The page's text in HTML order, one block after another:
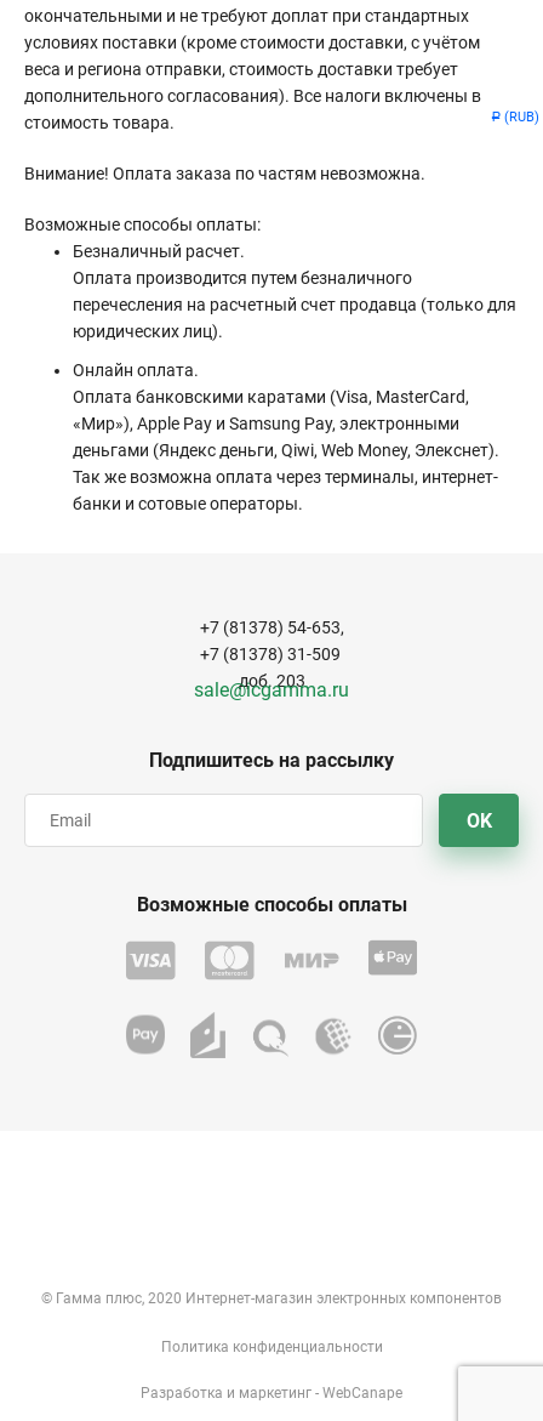
Р (RUB)
окончательными и не требуют доплат при стандартных
условиях поставки (кроме стоимости доставки, с учётом
веса и региона отправки, стоимость доставки требует
дополнительного согласования). Все налоги включены в
стоимость товара.
Внимание! Оплата заказа по частям невозможна.
Возможные способы оплаты:
Безналичный расчет.
Оплата производится путем безналичного
перечесления на расчетный счет продавца (только для
юридических лиц).
Онлайн оплата.
Оплата банковскими каратами (Visa, MasterCard,
«Мир»), Apple Pay и Samsung Pay, электронными
деньгами (Яндекс деньги, Qiwi, Web Money, Элекснет).
Так же возможна оплата через терминалы, интернет-
банки и сотовые операторы.
Подпишитесь на рассылку
OK
+7 (81378) 54-653,
+7 (81378) 31-509
доб. 203
sale@icgamma.ru
Возможные способы оплаты
© Гамма плюс, 2020 Интернет-магазин электронных компонентов
Политика конфиденциальности
Разработка и маркетинг - WebCanape